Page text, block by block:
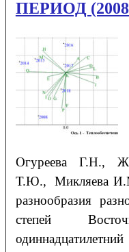
ПЕРИОД (2008-
Огуреева Г.Н.,
Т.Ю., Микляева
разнообразия
степей